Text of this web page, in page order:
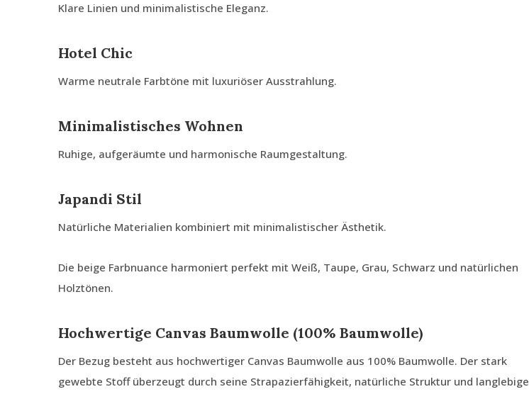
Klare Linien und minimalistische Eleganz.
Hotel Chic
Warme neutrale Farbtöne mit luxuriöser Ausstrahlung.
Minimalistisches Wohnen
Ruhige, aufgeräumte und harmonische Raumgestaltung.
Japandi Stil
Natürliche Materialien kombiniert mit minimalistischer Ästhetik.
Die beige Farbnuance harmoniert perfekt mit Weiß, Taupe, Grau, Schwarz und natürlichen
Holztönen.
Hochwertige Canvas Baumwolle (100% Baumwolle)
Der Bezug besteht aus hochwertiger Canvas Baumwolle aus 100% Baumwolle. Der stark
gewebte Stoff überzeugt durch seine Strapazierfähigkeit, natürliche Struktur und langlebige